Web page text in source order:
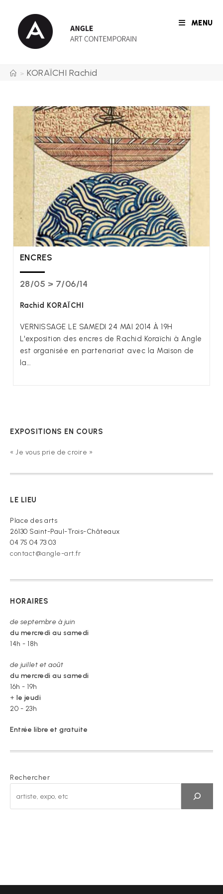
content
MENU
> KORAÏCHI Rachid
ENCRES
28/05 > 7/06/14
Rachid KORAÏCHI
VERNISSAGE LE SAMEDI 24 MAI 2014 À 19H
L'exposition des encres de Rachid Koraïchi à Angle
est organisée en partenariat avec la Maison de
la…
EXPOSITIONS EN COURS
« Je vous prie de croire »
LE LIEU
Place des arts
26130 Saint-Paul-Trois-Châteaux
04 75 04 73 03
contact@angle-art.fr
HORAIRES
de septembre à juin
du mercredi au samedi
14h - 18h
de juillet et août
du mercredi au samedi
16h - 19h
+ le jeudi
20 - 23h
Entrée libre et gratuite
Rechercher